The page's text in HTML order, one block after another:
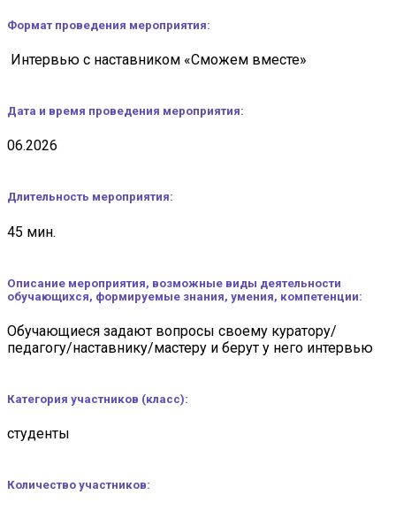
Формат проведения мероприятия:
Интервью с наставником «Сможем вместе»
Дата и время проведения мероприятия:
06.2026
Длительность мероприятия:
45 мин.
Описание мероприятия, возможные виды деятельности
обучающихся, формируемые знания, умения, компетенции:
Обучающиеся задают вопросы своему куратору/
педагогу/наставнику/мастеру и берут у него интервью
Категория участников (класс):
студенты
Количество участников: